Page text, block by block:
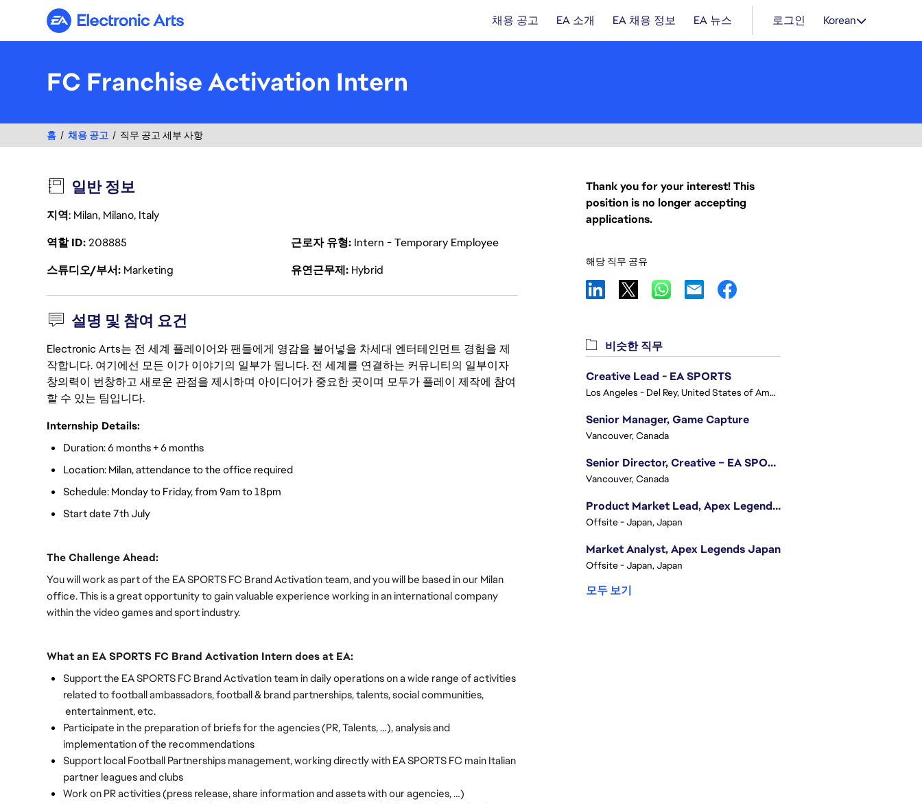
Electronic Arts 채용 공고 EA 소개 EA 채용 정보 EA 뉴스 로그인 Korean
FC Franchise Activation Intern
홈 채용 공고 직무 공고 세부 사항
일반 정보
지역: Milan, Milano, Italy
역할 ID208885 근로자 유형 Intern - Temporary Employee
스튜디오/부서 Marketing 유연근무제 Hybrid
설명 및 참여 요건
Electronic Arts는 전 세계 플레이어와 팬들에게 영감을 불어넣을 차세대 엔터테인먼트 경험을 제
작합니다. 여기에선 모든 이가 이야기의 일부가 됩니다. 전 세계를 연결하는 커뮤니티의 일부이자
창의력이 번창하고 새로운 관점을 제시하며 아이디어가 중요한 곳이며 모두가 플레이 제작에 참여
할 수 있는 팀입니다.
Internship Details:
Duration: 6 months + 6 months
Location: Milan, attendance to the office required
Schedule: Monday to Friday, from 9am to 18pm
Start date 7th July
The Challenge Ahead:
You will work as part of the EA SPORTS FC Brand Activation team, and you will be based in our Milan
office. This is a great opportunity to gain valuable experience working in an international company
within the video games and sport industry.
What an EA SPORTS FC Brand Activation Intern does at EA:
Support the EA SPORTS FC Brand Activation team in daily operations on a wide range of activities
related to football ambassadors, football & brand partnerships, talents, social communities,
entertainment, etc.
Participate in the preparation of briefs for the agencies (PR, Talents, …), analysis and
implementation of the recommendations
Support local Football Partnerships management, working directly with EA SPORTS FC main Italian
partner leagues and clubs
Work on PR activities (press release, share information and assets with our agencies, …)
Thank you for your interest! This
position is no longer accepting
applications.
해당 직무 공유
비슷한 직무
Creative Lead - EA SPORTS
Los Angeles - Del Rey, United States of America
Senior Manager, Game Capture
Vancouver, Canada
Senior Director, Creative – EA SPORTS FC
Vancouver, Canada
Product Market Lead, Apex Legends Japan
Offsite - Japan, Japan
Market Analyst, Apex Legends Japan
Offsite - Japan, Japan
모두 보기